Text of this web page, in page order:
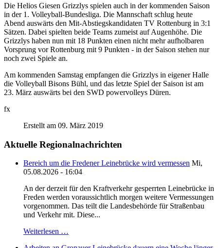
Die Helios Giesen Grizzlys spielen auch in der kommenden Saison
in der 1. Volleyball-Bundesliga. Die Mannschaft schlug heute
Abend auswärts den Mit-Abstiegskandidaten TV Rottenburg in 3:1
Sätzen. Dabei spielten beide Teams zumeist auf Augenhöhe. Die
Grizzlys haben nun mit 18 Punkten einen nicht mehr aufholbaren
Vorsprung vor Rottenburg mit 9 Punkten - in der Saison stehen nur
noch zwei Spiele an.
Am kommenden Samstag empfangen die Grizzlys in eigener Halle
die Volleyball Bisons Bühl, und das letzte Spiel der Saison ist am
23. März auswärts bei den SWD powervolleys Düren.
fx
Erstellt am 09. März 2019
Aktuelle Regionalnachrichten
Bereich um die Fredener Leinebrücke wird vermessen Mi,
05.08.2026 - 16:04
An der derzeit für den Kraftverkehr gesperrten Leinebrücke in
Freden werden voraussichtlich morgen weitere Vermessungen
vorgenommen. Das teilt die Landesbehörde für Straßenbau
und Verkehr mit. Diese...
Weiterlesen …